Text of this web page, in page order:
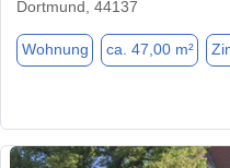
Dortmund, 44137
Wohnung ca. 47,00 m²